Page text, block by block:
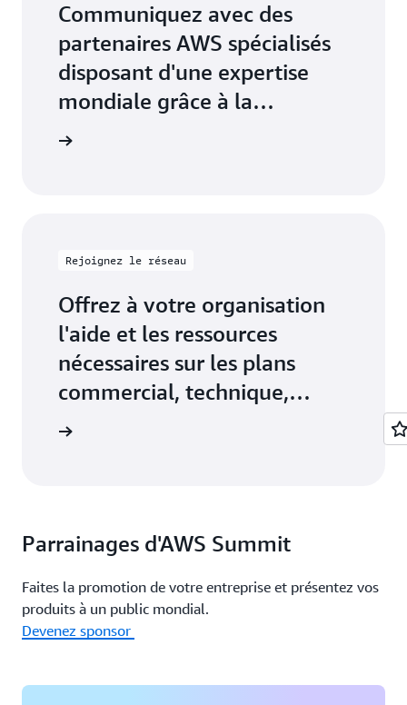
Communiquez avec des
partenaires AWS spécialisés
disposant d'une expertise
mondiale grâce à la
recherche de solutions de
Rejoignez le réseau
Offrez à votre organisation
l'aide et les ressources
nécessaires sur les plans
commercial, technique,
marketing et financier pour
Parrainages d'AWS Summit
Faites la promotion de votre entreprise et présentez vos
produits à un public mondial.
Devenez sponsor